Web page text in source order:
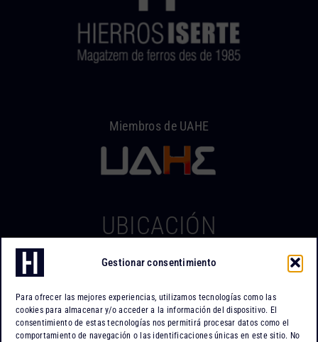
Gestionar consentimiento
Para ofrecer las mejores experiencias, utilizamos tecnologías como las
cookies para almacenar y/o acceder a la información del dispositivo. El
consentimiento de estas tecnologías nos permitirá procesar datos como el
comportamiento de navegación o las identificaciones únicas en este sitio. No
Miembros de UAHE
UBICACIÓN
Hierros Iserte
Po. Ind. Can Tapiola
08110 Montcada i Reixac